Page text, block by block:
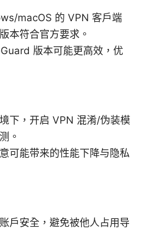
macOS 的 VPN 客户端
本符合官方要求。
版本可能更高效，优
下，开启 VPN 混淆/伪装模
。
可能带来的性能下降与隐私
户安全，避免被他人占用导